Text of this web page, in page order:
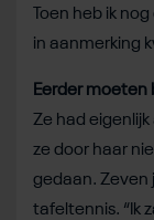
Toen heb ik
in aanmerking
Eerder moeten
Ze had
ze door haar
gedaan. Zeven
tafeltennis. “Ik